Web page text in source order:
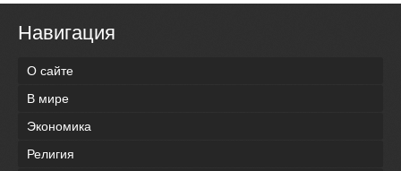
Навигация
О сайте
В мире
Экономика
Религия